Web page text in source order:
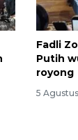
Fadli
Putih
royong
5
08-07